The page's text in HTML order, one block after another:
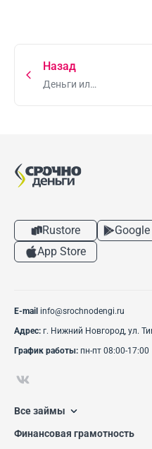
Назад
Деньги или
Rustore
App Store
E-mail info@srochnodengi.ru
Адрес: г. Нижний Новгород, ул.
График работы: пн-пт 08:00-17:00
Все займы
Финансовая грамотность